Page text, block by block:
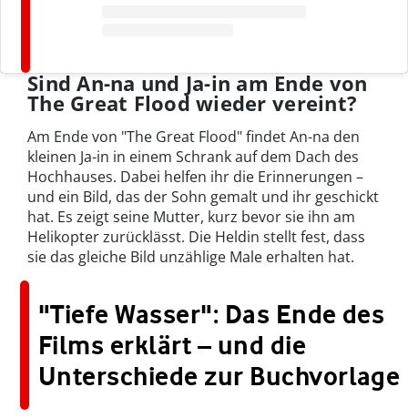
Sind An-na und Ja-in am Ende von
The Great Flood wieder vereint?
Am Ende von "The Great Flood" findet An-na den
kleinen Ja-in in einem Schrank auf dem Dach des
Hochhauses. Dabei helfen ihr die Erinnerungen –
und ein Bild, das der Sohn gemalt und ihr geschickt
hat. Es zeigt seine Mutter, kurz bevor sie ihn am
Helikopter zurücklässt. Die Heldin stellt fest, dass
sie das gleiche Bild unzählige Male erhalten hat.
"Tiefe Wasser": Das Ende des
Films erklärt – und die
Unterschiede zur Buchvorlage